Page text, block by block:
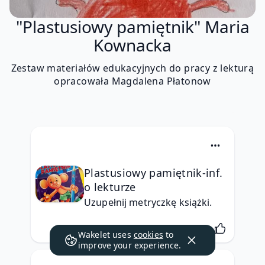
"Plastusiowy pamiętnik" Maria
Kownacka
Zestaw materiałów edukacyjnych do pracy z lekturą
opracowała Magdalena Płatonow
Plastusiowy pamiętnik-inf.
o lekturze
Uzupełnij metryczkę książki.
Wakelet uses cookies to
improve your experience.